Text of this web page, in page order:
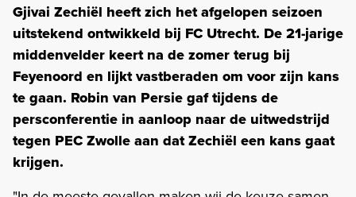
Gjivai Zechiël heeft zich het afgelopen seizoen
uitstekend ontwikkeld bij FC Utrecht. De 21-jarige
middenvelder keert na de zomer terug bij
Feyenoord en lijkt vastberaden om voor zijn kans
te gaan. Robin van Persie gaf tijdens de
persconferentie in aanloop naar de uitwedstrijd
tegen PEC Zwolle aan dat Zechiël een kans gaat
krijgen.